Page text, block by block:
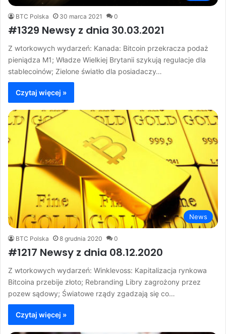
BTC Polska 30 marca 2021 0
#1329 Newsy z dnia 30.03.2021
Z wtorkowych wydarzeń: Kanada: Bitcoin przekracza podaż
pieniądza M1; Władze Wielkiej Brytanii szykują regulacje dla
stablecoinów; Zielone światło dla posiadaczy…
Czytaj więcej »
News
BTC Polska 8 grudnia 2020 0
#1217 Newsy z dnia 08.12.2020
Z wtorkowych wydarzeń: Winklevoss: Kapitalizacja rynkowa
Bitcoina przebije złoto; Rebranding Libry zagrożony przez
pozew sądowy; Światowe rządy zgadzają się co…
Czytaj więcej »